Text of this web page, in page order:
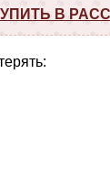
В